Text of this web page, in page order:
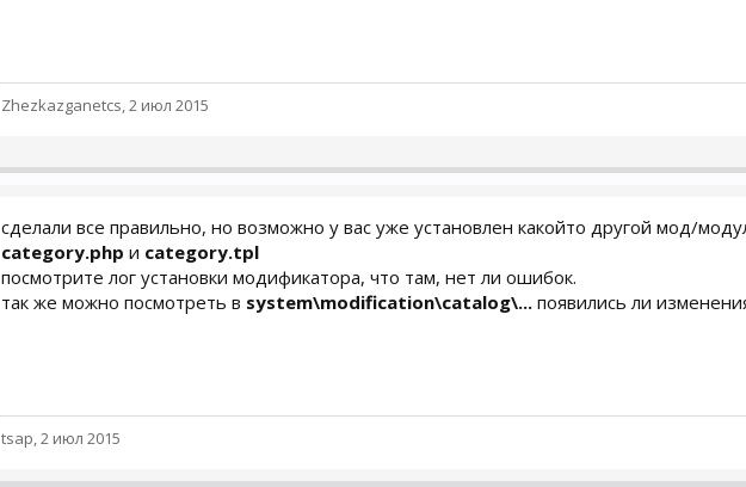
Zhezkazganetcs,2 июл 2015
сделали все правильно, но возможно у вас уже установлен какойто другой мод/
category.php и category.tpl
посмотрите лог установки модификатора, что там, нет ли ошибок.
так же можно посмотреть в system\modification\catalog\... появились ли
tsap,2 июл 2015